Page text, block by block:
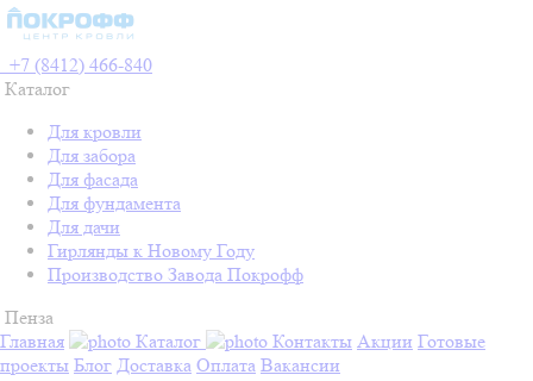
+7 (8412) 466-840
Каталог
Для кровли
Для забора
Для фасада
Для фундамента
Для дачи
Гирлянды к Новому Году
Производство Завода Покрофф
Пенза
Главная
Каталог Контакты Акции Готовые
проекты Блог Доставка Оплата Вакансии